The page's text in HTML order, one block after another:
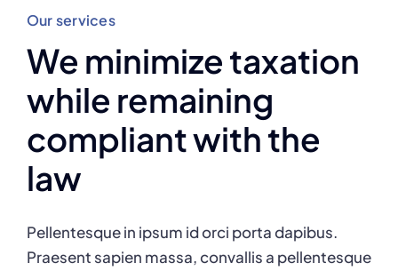
Our services
We minimize taxation
while remaining
compliant with the
law
Pellentesque in ipsum id orci porta dapibus.
Praesent sapien massa, convallis a pellentesque